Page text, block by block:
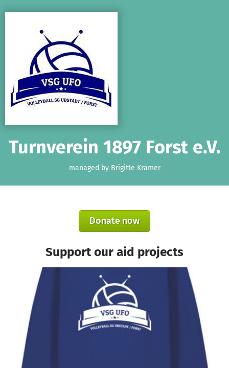
Turnverein 1897 Forst e.V.
managed by Brigitte Krämer
Donate now
Support our aid projects